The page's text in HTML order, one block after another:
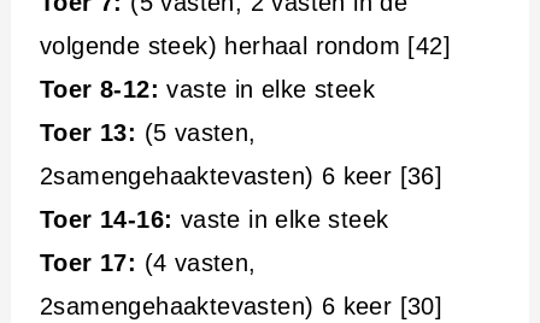
volgende steek) herhaal rondom [42]
Toer 8-12:vaste in elke steek
Toer 13: (5 vasten,
2samengehaaktevasten) 6 keer [36]
Toer 14-16: vaste in elke steek
Toer 17: (4 vasten,
2samengehaaktevasten) 6 keer [30]